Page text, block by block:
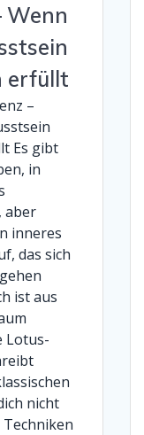
Wenn
erfüllt
–
Es gibt
in
aber
inneres
das sich
ist aus
Lotus-
nicht